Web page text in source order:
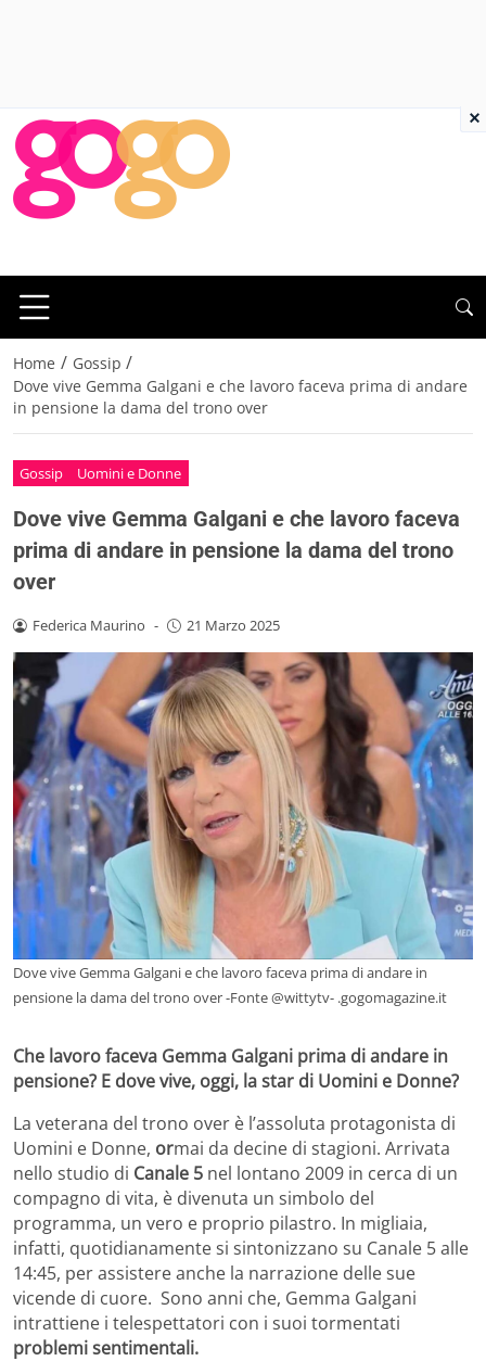
Home / Gossip /
Dove vive Gemma Galgani e che lavoro faceva prima di andare
in pensione la dama del trono over
Gossip Uomini e Donne
Dove vive Gemma Galgani e che lavoro faceva
prima di andare in pensione la dama del trono
over
Federica Maurino - 21 Marzo 2025
Dove vive Gemma Galgani e che lavoro faceva prima di andare in
pensione la dama del trono over -Fonte @wittytv- .gogomagazine.it
Che lavoro faceva Gemma Galgani prima di andare in
pensione? E dove vive, oggi, la star di Uomini e Donne?
La veterana del trono over è l’assoluta protagonista di
Uomini e Donne, ormai da decine di stagioni. Arrivata
nello studio di Canale 5 nel lontano 2009 in cerca di un
compagno di vita, è divenuta un simbolo del
programma, un vero e proprio pilastro. In migliaia,
infatti, quotidianamente si sintonizzano su Canale 5 alle
14:45, per assistere anche la narrazione delle sue
vicende di cuore. Sono anni che, Gemma Galgani
intrattiene i telespettatori con i suoi tormentati
problemi sentimentali.
×